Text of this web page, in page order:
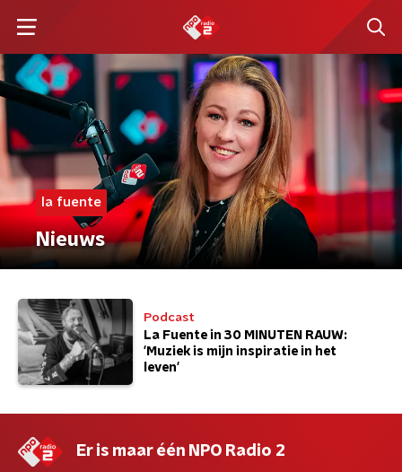
la fuente
Nieuws
Podcast
La Fuente in 30 MINUTEN RAUW:
'Muziek is mijn inspiratie in het
leven'
Er is maar één NPO Radio 2